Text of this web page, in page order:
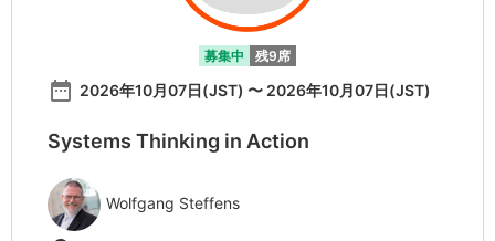
募集中 残9席
date_range 2026年10月07日(JST) 〜 2026年10月07日(JST)
Systems Thinking in Action
Wolfgang Steffens